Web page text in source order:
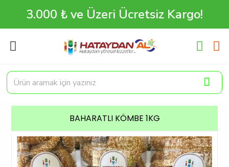
3.000 ₺ ve Üzeri Ücretsiz Kargo!
BAHARATLI KÖMBE 1KG